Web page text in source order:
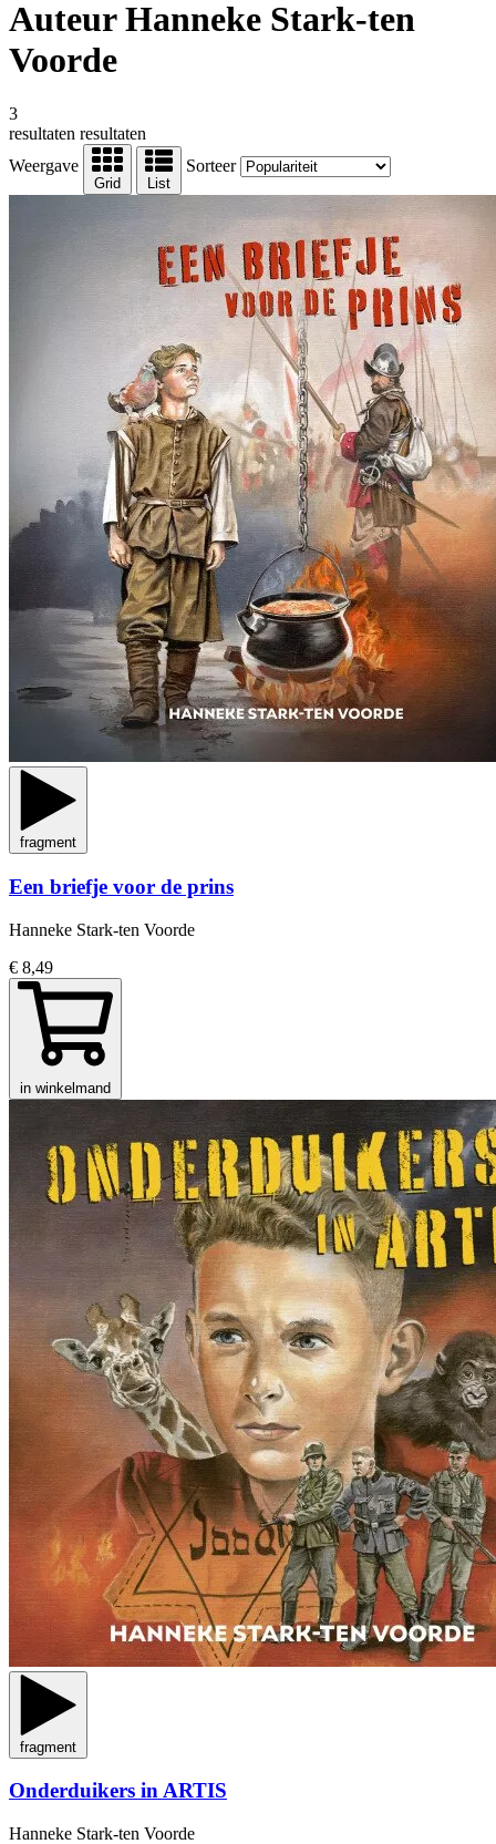
Auteur Hanneke Stark-ten
Voorde
3
resultaten resultaten
Weergave
Grid List
Sorteer
fragment
Een briefje voor de prins
Hanneke Stark-ten Voorde
€ 8,49
in winkelmand
fragment
Onderduikers in ARTIS
Hanneke Stark-ten Voorde